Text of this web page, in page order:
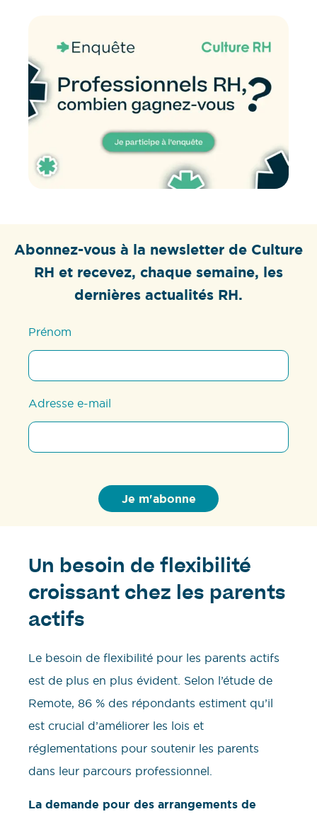
Abonnez-vous à la newsletter de Culture
RH et recevez, chaque semaine, les
dernières actualités RH.
Prénom
Adresse e-mail
Un besoin de flexibilité
croissant chez les parents
actifs
Le besoin de flexibilité pour les parents actifs
est de plus en plus évident. Selon l’étude de
Remote, 86 % des répondants estiment qu’il
est crucial d’améliorer les lois et
réglementations pour soutenir les parents
dans leur parcours professionnel.
La demande pour des arrangements de